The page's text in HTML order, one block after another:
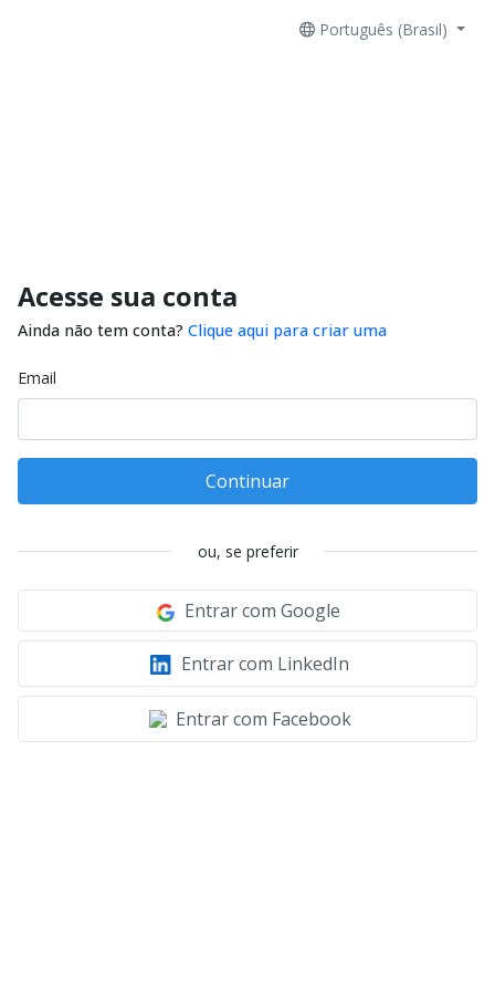
Português (Brasil)
Acesse sua conta
Ainda não tem conta? Clique aqui para criar uma
Email
Continuar
ou, se preferir
Entrar com Google
Entrar com LinkedIn
Entrar com Facebook